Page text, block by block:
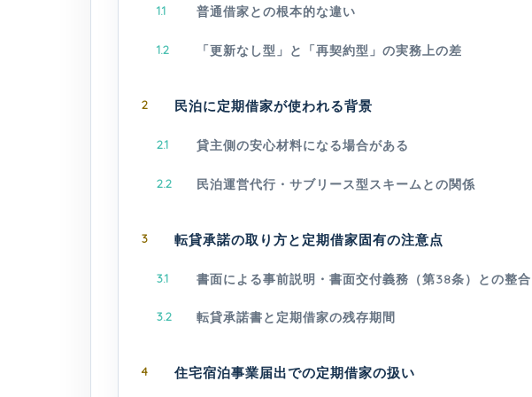
1.1 普通借家との根本的な違い
1.2 「更新なし型」と「再契約型」の実務上の差
2 民泊に定期借家が使われる背景
2.1 貸主側の安心材料になる場合がある
2.2 民泊運営代行・サブリース型スキームとの関係
3 転貸承諾の取り方と定期借家固有の注意点
3.1 書面による事前説明・書面交付義務（第38条）との整合
3.2 転貸承諾書と定期借家の残存期間
4 住宅宿泊事業届出での定期借家の扱い